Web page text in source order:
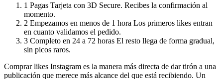
1 Pagas Tarjeta con 3D Secure. Recibes la confirmación al
momento.
2 Empezamos en menos de 1 hora Los primeros likes entran
en cuanto validamos el pedido.
3 Completo en 24 a 72 horas El resto llega de forma gradual,
sin picos raros.
Comprar likes Instagram es la manera más directa de dar tirón a una
publicación que merece más alcance del que está recibiendo. Un